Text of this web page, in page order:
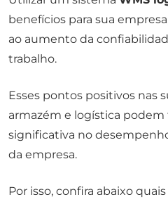
benefícios para sua
ao aumento da
trabalho.
Esses pontos positivos nas
armazém e logística podem
significativa no
da empresa.
Por isso, confira abaixo quais